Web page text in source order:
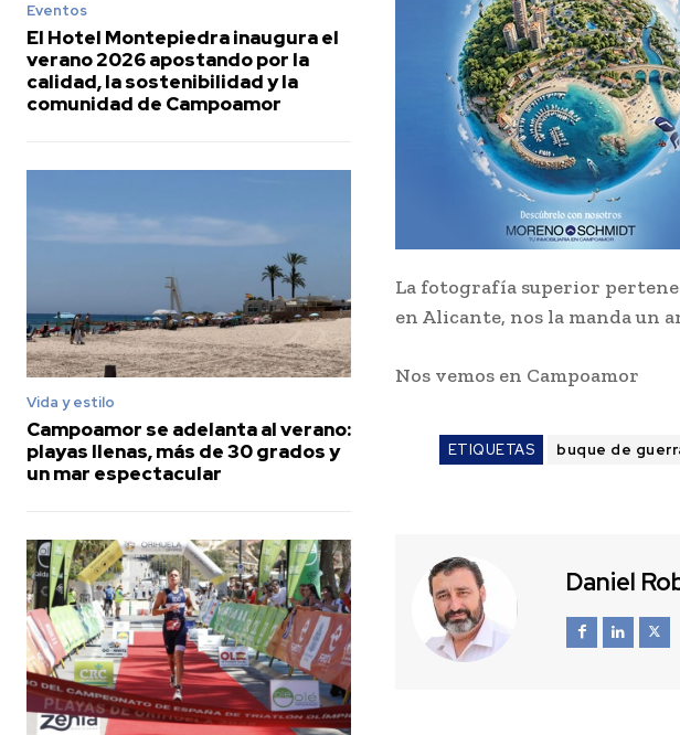
Eventos
El Hotel Montepiedra inaugura el
verano 2026 apostando por la
calidad, la sostenibilidad y la
comunidad de Campoamor
Vida y estilo
Campoamor se adelanta al verano:
playas llenas, más de 30 grados y
un mar espectacular
La fotografía superior
en Alicante, nos la manda un
Nos vemos en Campoamor
ETIQUETAS buque de
Daniel